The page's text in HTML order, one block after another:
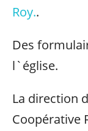
Roy..
Des
l`église.
La direction
Coopérative